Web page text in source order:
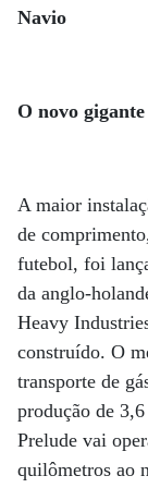
Navio
O novo
A maior
de
futebol, foi
da anglo-
Heavy
construído. O
transporte de
produção de
Prelude vai
quilômetros ao